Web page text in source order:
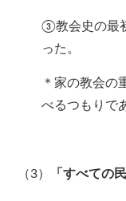
③教会史の最
った。
＊家の教会の
べるつもりで
（3） 「すべての